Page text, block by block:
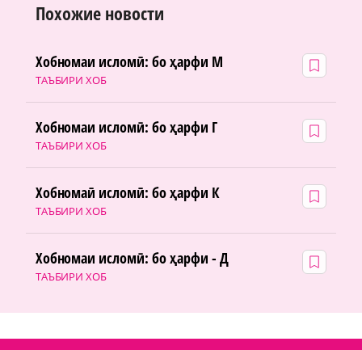
Похожие новости
ТАЪБИРИ ХОБ
Хобномаи исломӣ: бо ҳарфи М
ТАЪБИРИ ХОБ
Хобномаи исломӣ: бо ҳарфи Г
ТАЪБИРИ ХОБ
Хобномаӣ исломӣ: бо ҳарфи К
ТАЪБИРИ ХОБ
Хобномаи исломӣ: бо ҳарфи - Д